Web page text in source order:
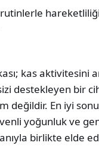
rutinlerle
kas aktivitesini
destekleyen bir
değildir. En iyi
yoğunluk ve
birlikte elde